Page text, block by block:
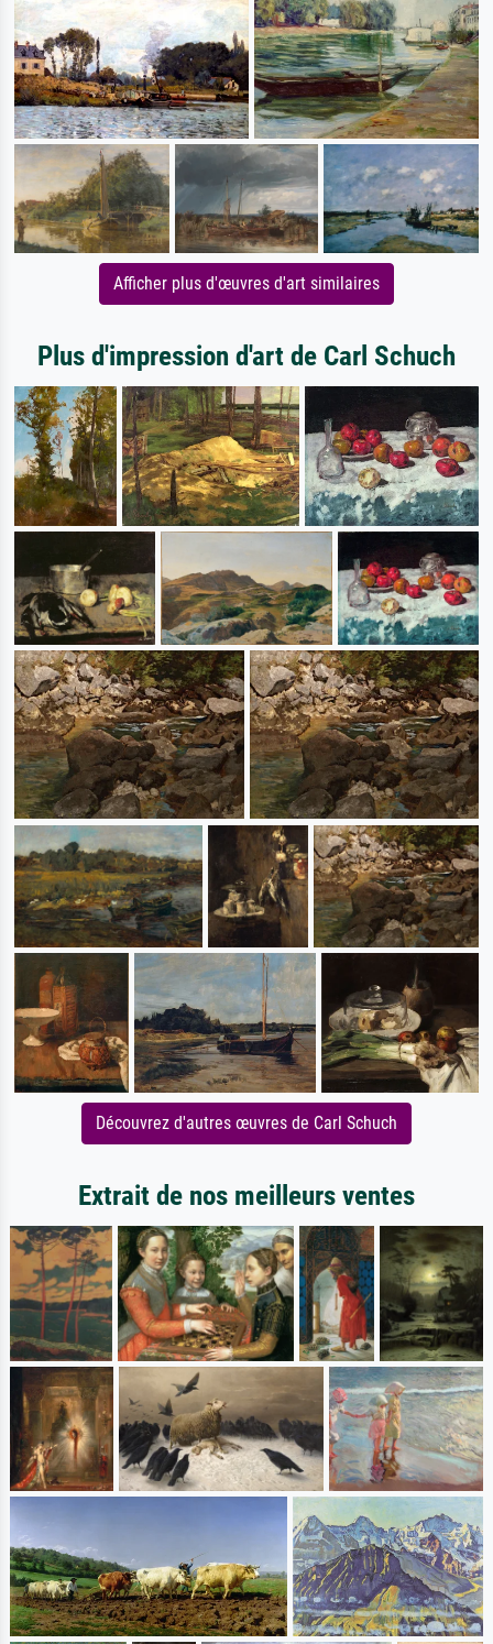
Afficher plus d'œuvres d'art similaires
Plus d'impression d'art de Carl Schuch
Découvrez d'autres œuvres de Carl Schuch
Extrait de nos meilleurs ventes